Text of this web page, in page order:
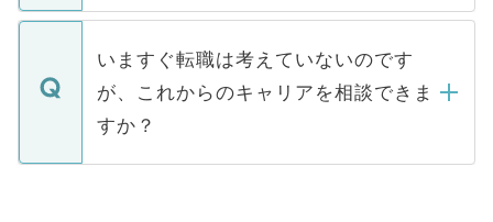
関を公にしてしまうと、応募が殺到する場
に、医療機関が求める条件に合った人材の
みを人材紹介会社に依頼するケースが増え
ています。
定を承諾する必要はありません。内定先へ
の辞退の連絡はキャリアパートナーが行い
個人情報が漏えいすることはありませんの
で、ご安心ください。当サイトからの登録
などで収集したご登録者様の個人情報は、
ご本人のキャリアアップおよび転職活動の
支援を目的に使用いたします。お預かりし
ているすべての個人データはご本人の許可
いますぐ転職は考えていないのです
が、これからのキャリアを相談できま
すか？